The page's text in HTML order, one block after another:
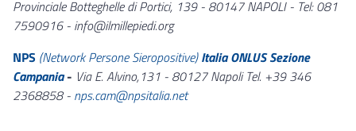
Provinciale Botteghelle di Portici, 139 - 80147 NAPOLI - Tel: 081
7590916 - info@ilmillepiedi.org
NPS (Network Persone Sieropositive)Italia ONLUS Sezione
Campania- Via E. Alvino,131 - 80127 Napoli Tel. +39 346
2368858 - nps.cam@npsitalia.net